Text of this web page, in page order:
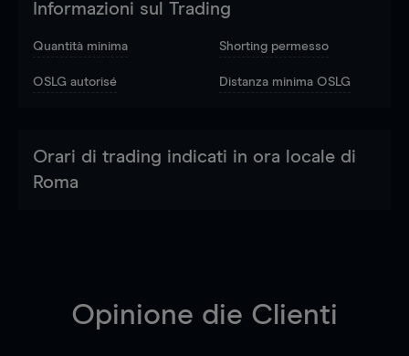
Informazioni sul Trading
Quantità minima Shorting permesso
OSLG autorisé Distanza minima OSLG
Orari di trading indicati in ora locale di
Roma
Opinione die Clienti